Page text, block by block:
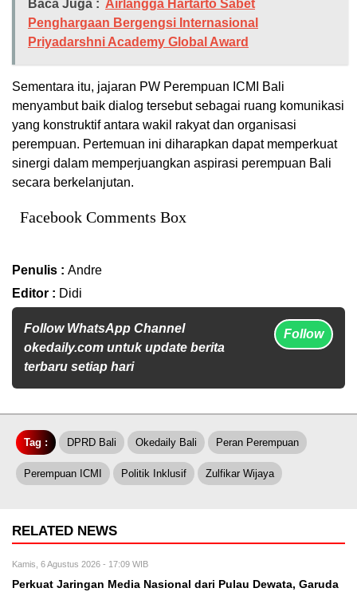
Baca Juga : Airlangga Hartarto Sabet
Penghargaan Bergengsi Internasional
Priyadarshni Academy Global Award
Sementara itu, jajaran PW Perempuan ICMI Bali
menyambut baik dialog tersebut sebagai ruang komunikasi
yang konstruktif antara wakil rakyat dan organisasi
perempuan. Pertemuan ini diharapkan dapat memperkuat
sinergi dalam memperjuangkan aspirasi perempuan Bali
secara berkelanjutan.
Facebook Comments Box
Penulis : Andre
Editor : Didi
Follow WhatsApp Channel
okedaily.com untuk update berita
terbaru setiap hari
Follow
Tag : DPRD Bali Okedaily Bali Peran Perempuan
Perempuan ICMI Politik Inklusif Zulfikar Wijaya
RELATED NEWS
Kamis, 6 Agustus 2026 - 17:09 WIB
Perkuat Jaringan Media Nasional dari Pulau Dewata, Garuda